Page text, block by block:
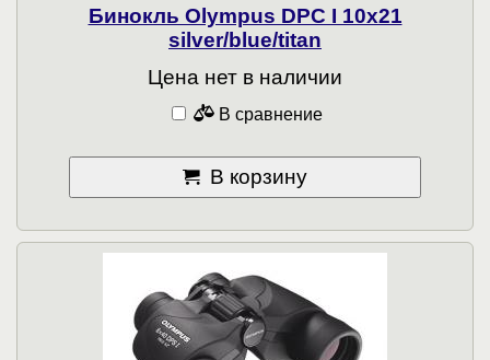
Бинокль Olympus DPC I 10x21
silver/blue/titan
Цена нет в наличии
В сравнение
В корзину